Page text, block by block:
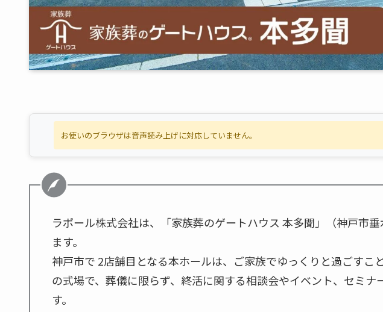
お使いのブラウザは音声読み上げに対応していません。
ラポール株式会社は、「家族葬のゲートハウス 本多聞」（神戸市
ます。
神戸市で 2店舗目となる本ホールは、ご家族でゆっくりと過ごすこ
の式場で、葬儀に限らず、終活に関する相談会やイベント、セミナ
す。